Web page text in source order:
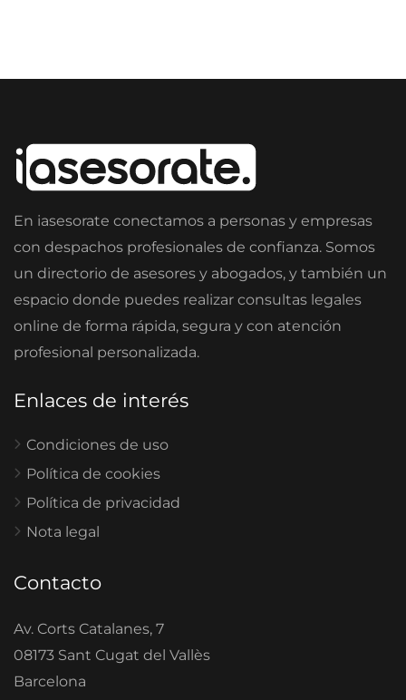
En iasesorate conectamos a personas y empresas
con despachos profesionales de confianza. Somos
un directorio de asesores y abogados, y también un
espacio donde puedes realizar consultas legales
online de forma rápida, segura y con atención
profesional personalizada.
Enlaces de interés
Condiciones de uso
Política de cookies
Política de privacidad
Nota legal
Contacto
Av. Corts Catalanes, 7
08173 Sant Cugat del Vallès
Barcelona